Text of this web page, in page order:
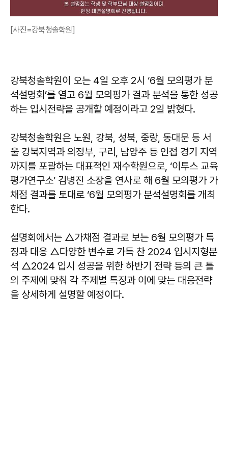
[사진=강북청솔학원]
강북청솔학원이 오는 4일 오후 2시 ‘6월 모의평가 분
석설명회’를 열고 6월 모의평가 결과 분석을 통한 성공
하는 입시전략을 공개할 예정이라고 2일 밝혔다.
강북청솔학원은 노원, 강북, 성북, 중랑, 동대문 등 서
울 강북지역과 의정부, 구리, 남양주 등 인접 경기 지역
까지를 포괄하는 대표적인 재수학원으로, ‘이투스 교육
평가연구소’ 김병진 소장을 연사로 해 6월 모의평가 가
채점 결과를 토대로 ‘6월 모의평가 분석설명회를 개최
한다.
설명회에서는 △가채점 결과로 보는 6월 모의평가 특
징과 대응 △다양한 변수로 가득 찬 2024 입시지형분
석 △2024 입시 성공을 위한 하반기 전략 등의 큰 틀
의 주제에 맞춰 각 주제별 특징과 이에 맞는 대응전략
을 상세하게 설명할 예정이다.